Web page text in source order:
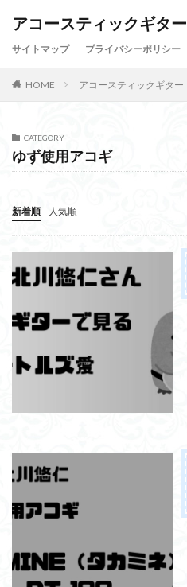
アコースティックギター
サイトマップ プライバシーポリシー
HOME アコースティックギター
CATEGORY
ゆず使用アコギ
新着順 人気順